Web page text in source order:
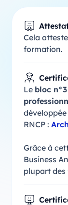
Cela
formation.
Le bloc
RNCP :
Grâce à
Business
plupart